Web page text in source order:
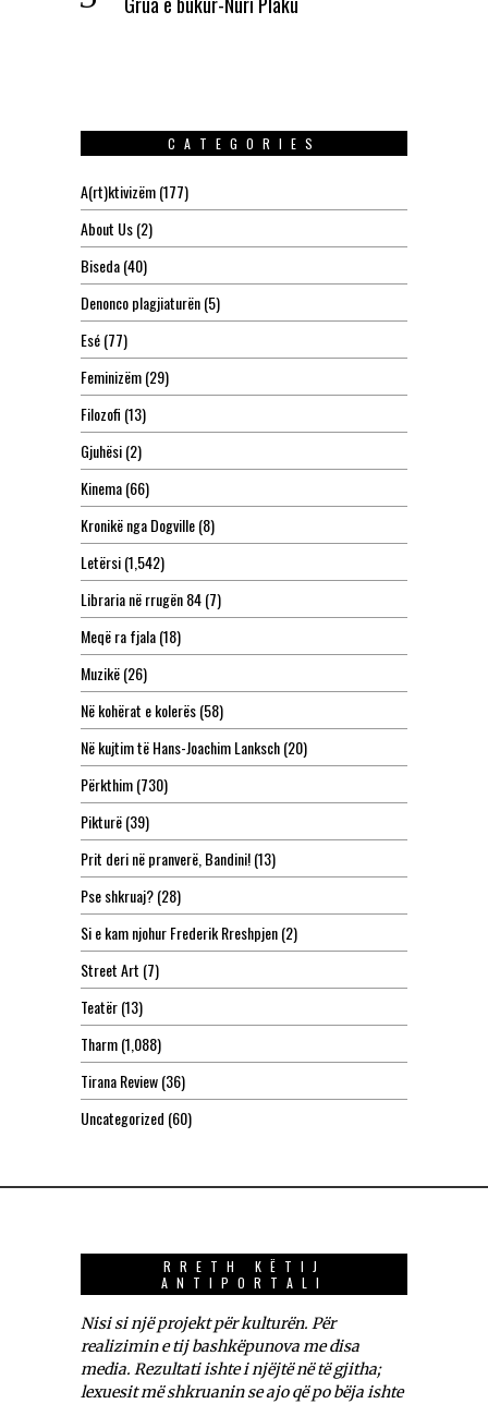
CATEGORIES
A(rt)ktivizëm(177)
About Us(2)
Biseda(40)
Denonco plagjiaturën(5)
Esé(77)
Feminizëm(29)
Filozofi (13)
Gjuhësi(2)
Kinema(66)
Kronikë nga Dogville(8)
Letërsi(1,542)
Libraria në rrugën 84(7)
Meqë ra fjala(18)
Muzikë(26)
Në kohërat e kolerës(58)
Në kujtim të Hans-Joachim Lanksch(20)
Përkthim(730)
Pikturë(39)
Prit deri në pranverë, Bandini!(13)
Pse shkruaj?(28)
Si e kam njohur Frederik Rreshpjen(2)
Street Art (7)
Teatër(13)
Tharm(1,088)
Tirana Review(36)
Uncategorized (60)
RRETH KËTIJ
ANTIPORTALI
Nisi si një projekt për kulturën. Për
realizimin e tij bashkëpunova me disa
media. Rezultati ishte i njëjtë në të gjitha;
lexuesit më shkruanin se ajo që po bëja ishte